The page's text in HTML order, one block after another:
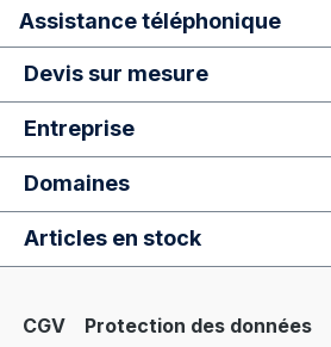
Assistance téléphonique
Devis sur mesure
Entreprise
Domaines
Articles en stock
CGV Protection des données